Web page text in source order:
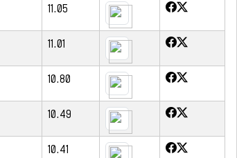
11.05
11.01
10.80
10.49
10.41